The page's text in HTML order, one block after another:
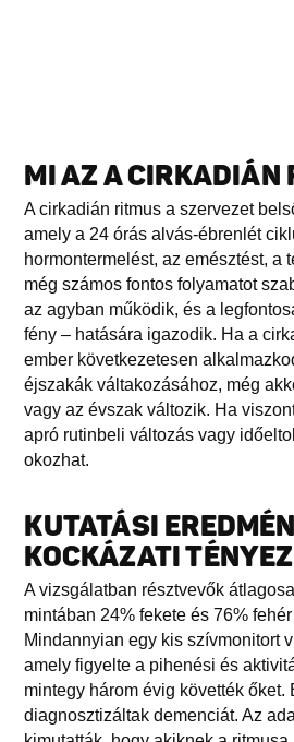
MI AZ A CIRKADIÁN
A cirkadián ritmus a szervezet
amely a 24 órás alvás-ébrenlét
hormontermelést, az emésztést, a
még számos fontos folyamatot
az agyban működik, és a
fény – hatására igazodik. Ha a
ember következetesen
éjszakák váltakozásához, még
vagy az évszak változik. Ha
apró rutinbeli változás vagy
okozhat.
KUTATÁSI
KOCKÁZATI
A vizsgálatban résztvevők
mintában 24% fekete és 76%
Mindannyian egy kis szívmonitort
amely figyelte a pihenési és
mintegy három évig követték őket.
diagnosztizáltak demenciát. Az